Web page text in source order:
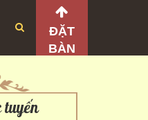
ĐẶT
BÀN